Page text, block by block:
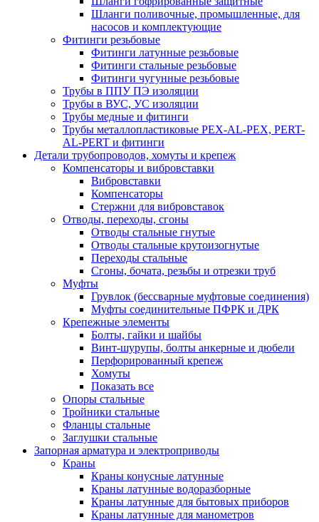
Шланги поливочные, промышленные, для
насосов и комплектующие
Фитинги резьбовые
Фитинги латунные резьбовые
Фитинги стальные резьбовые
Фитинги чугунные резьбовые
Трубы в ППУ ПЭ изоляции
Трубы в ВУС, УС изоляции
Трубы медные и фитинги
Трубы металлопластиковые PEX-AL-PEX, PERT-
AL-PERT и фитинги
Детали трубопроводов, хомуты и крепеж
Компенсаторы и вибровставки
Вибровставки
Компенсаторы
Стержни для вибровставок
Отводы, переходы, сгоны
Отводы стальные гнутые
Отводы стальные крутоизогнутые
Переходы стальные
Сгоны, бочата, резьбы и отрезки труб
Муфты
Грувлок (бессварные муфтовые соединения)
Муфты соединительные ПФРК и ДРК
Крепежные элементы
Болты, гайки и шайбы
Винт-шурупы, болты анкерные и дюбели
Перфорированный крепеж
Хомуты
Показать все
Опоры стальные
Тройники стальные
Фланцы стальные
Заглушки стальные
Запорная арматура и электроприводы
Краны
Краны конусные латунные
Краны латунные водоразборные
Краны латунные для бытовых приборов
Краны латунные для манометров